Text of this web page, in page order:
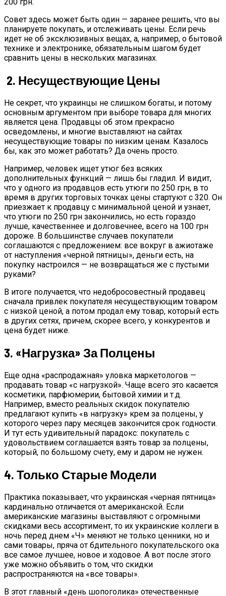
200 грн.
Совет здесь может быть один — заранее решить, что вы
планируете покупать, и отслеживать цены. Если речь
идет не об эксклюзивных вещах, а, например, о бытовой
технике и электронике, обязательным шагом будет
сравнить цены в нескольких магазинах.
2. Несуществующие Цены
Не секрет, что украинцы не слишком богаты, и потому
основным аргументом при выборе товара для многих
является цена. Продавцы об этом прекрасно
осведомлены, и многие выставляют на сайтах
несуществующие товары по низким ценам. Казалось
бы, как это может работать? Да очень просто.
Например, человек ищет утюг без всяких
дополнительных функций — лишь бы гладил. И видит,
что у одного из продавцов есть утюги по 250 грн, в то
время в других торговых точках цены стартуют с 320. Он
приезжает к продавцу с минимальной ценой и узнает,
что утюги по 250 грн закончились, но есть гораздо
лучше, качественнее и долговечнее, всего на 100 грн
дороже. В большинстве случаев покупатели
соглашаются с предложением: все вокруг в ажиотаже
от наступления «черной пятницы», деньги есть, на
покупку настроился — не возвращаться же с пустыми
руками?
В итоге получается, что недобросовестный продавец
сначала привлек покупателя несуществующим товаром
с низкой ценой, а потом продал ему товар, который есть
в других сетях, причем, скорее всего, у конкурентов и
цена будет ниже.
3. «Нагрузка» За Полцены
Еще одна «распродажная» уловка маркетологов —
продавать товар «с нагрузкой». Чаще всего это касается
косметики, парфюмерии, бытовой химии и т.д.
Например, вместо реальных скидок покупателю
предлагают купить «в нагрузку» крем за полцены, у
которого через пару месяцев закончится срок годности.
И тут есть удивительный парадокс: покупатель с
удовольствием соглашается взять товар за полцены,
который, по большому счету, ему и даром не нужен.
4. Только Старые Модели
Практика показывает, что украинская «черная пятница»
кардинально отличается от американской. Если
американские магазины выставляют с огромными
скидками весь ассортимент, то их украинские коллеги в
ночь перед днем «Ч» меняют не только ценники, но и
сами товары, пряча от бдительного покупательского ока
все самое лучшее, новое и ходовое. А вот после этого
уже можно объявить о том, что скидки
распространяются на «все товары».
В этот главный «день шопоголика» отечественные